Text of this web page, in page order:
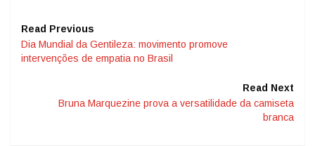
Read Previous
Dia Mundial da Gentileza: movimento promove
intervenções de empatia no Brasil
Read Next
Bruna Marquezine prova a versatilidade da camiseta
branca